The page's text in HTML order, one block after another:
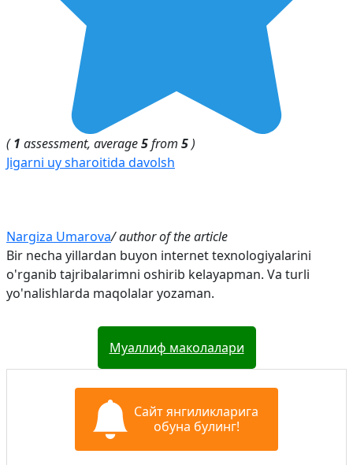
(1 assessment, average5from 5)
Jigarni uy sharoitida davolsh
Nargiza Umarova/ author of the article
Bir necha yillardan buyon internet texnologiyalarini
o'rganib tajribalarimni oshirib kelayapman. Va turli
yo'nalishlarda maqolalar yozaman.
Муаллиф маколалари
Сайт янгиликларига
обуна булинг!